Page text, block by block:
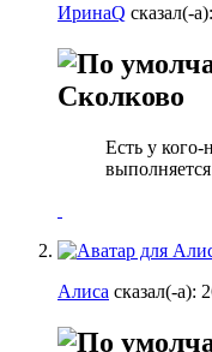
ИринаQ сказал(-а):
Сколково
Есть у
Алиса сказал(-а):